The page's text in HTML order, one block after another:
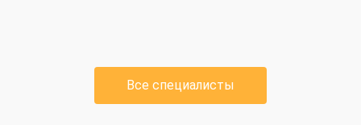
Все специалисты